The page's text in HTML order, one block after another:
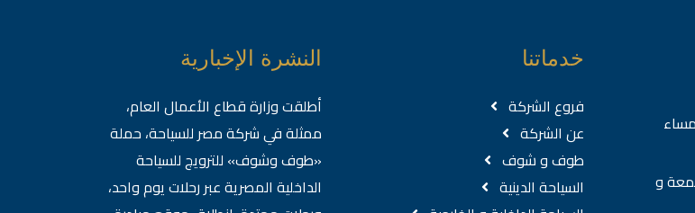
و
خدماتنا
فروع الشركة
عن الشركة
طوف و شوف
السياحة الدينية
النشرة الإخبارية
أطلقت وزارة قطاع الأعمال العام،
ممثلة في شركة مصر للسياحة، حملة
«طوف وشوف» للترويج للسياحة
الداخلية المصرية عبر رحلات يوم واحد،